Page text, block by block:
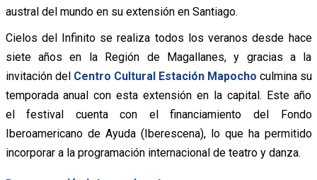
austral del mundo en su extensión en Santiago.
Cielos del Infinito se realiza todos los veranos desde hace
siete años en la Región de Magallanes, y gracias a la
invitación del Centro Cultural Estación Mapocho culmina su
temporada anual con esta extensión en la capital. Este año
el festival cuenta con el financiamiento del Fondo
Iberoamericano de Ayuda (Iberescena), lo que ha permitido
incorporar a la programación internacional de teatro y danza.